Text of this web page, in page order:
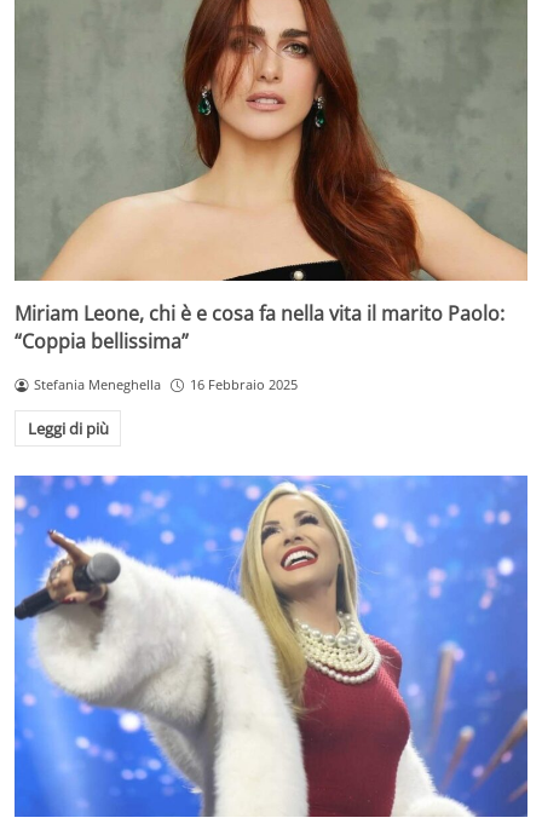
Miriam Leone, chi è e cosa fa nella vita il marito Paolo:
“Coppia bellissima”
Stefania Meneghella 16 Febbraio 2025
Leggi di più